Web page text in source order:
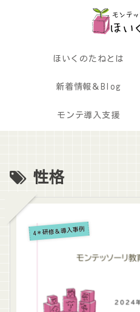
ほいくのたねとは
新着情報＆Blog
モンテ導入支援
性格
4＊研修＆導入事例